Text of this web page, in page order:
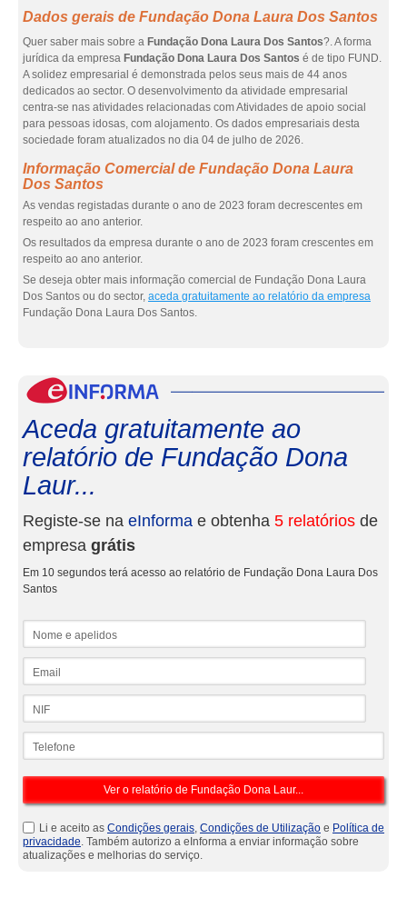
Dados gerais de Fundação Dona Laura Dos Santos
Quer saber mais sobre a Fundação Dona Laura Dos Santos?. A forma
jurídica da empresa Fundação Dona Laura Dos Santos é de tipo FUND.
A solidez empresarial é demonstrada pelos seus mais de 44 anos
dedicados ao sector. O desenvolvimento da atividade empresarial
centra-se nas atividades relacionadas com Atividades de apoio social
para pessoas idosas, com alojamento. Os dados empresariais desta
sociedade foram atualizados no dia 04 de julho de 2026.
Informação Comercial de Fundação Dona Laura
Dos Santos
As vendas registadas durante o ano de 2023 foram decrescentes em
respeito ao ano anterior.
Os resultados da empresa durante o ano de 2023 foram crescentes em
respeito ao ano anterior.
Se deseja obter mais informação comercial de Fundação Dona Laura
Dos Santos ou do sector, aceda gratuitamente ao relatório da empresa
Fundação Dona Laura Dos Santos.
Aceda gratuitamente ao
relatório de Fundação Dona
Laur...
Registe-se na eInforma e obtenha 5 relatórios de
empresa grátis
Em 10 segundos terá acesso ao relatório de Fundação Dona Laura Dos
Santos
Li e aceito as Condições gerais, Condições de Utilização e Política de
privacidade. Também autorizo a eInforma a enviar informação sobre
atualizações e melhorias do serviço.